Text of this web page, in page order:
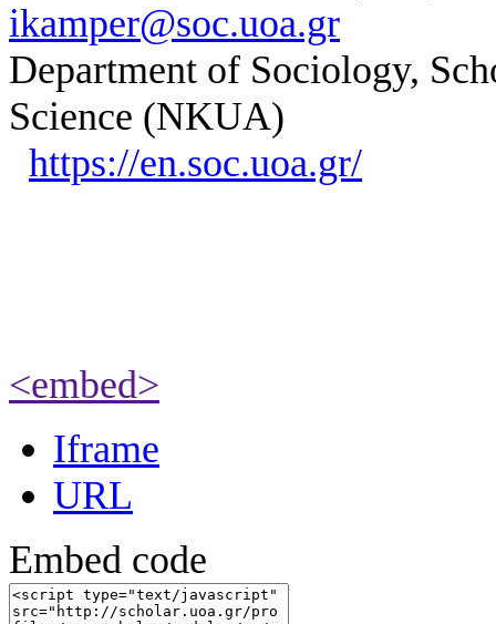
ikamper@soc.uoa.gr
Department of Sociology,
Science (NKUA)
https://en.soc.uoa.gr/
<embed>
Iframe
URL
Embed code